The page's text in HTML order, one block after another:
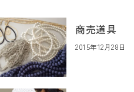
商売道具
2015年12月28日